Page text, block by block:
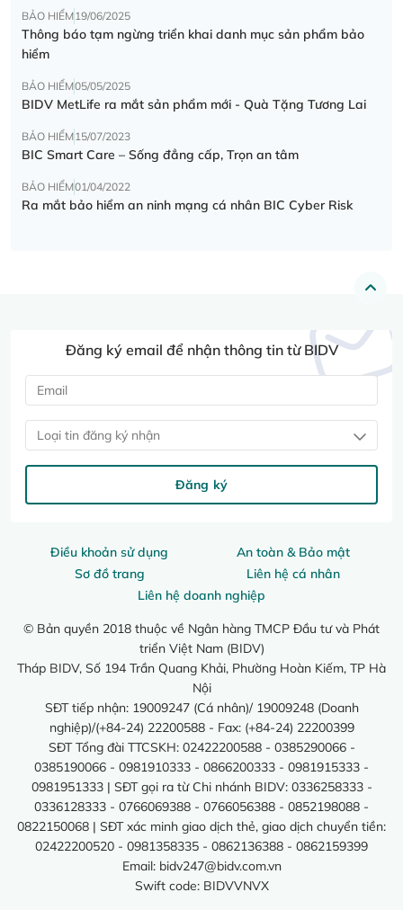
BẢO HIỂM19/06/2025
Thông báo tạm ngừng triển khai danh mục sản phẩm bảo
hiểm
BẢO HIỂM05/05/2025
BIDV MetLife ra mắt sản phẩm mới - Quà Tặng Tương Lai
BẢO HIỂM15/07/2023
BIC Smart Care – Sống đẳng cấp, Trọn an tâm
BẢO HIỂM01/04/2022
Ra mắt bảo hiểm an ninh mạng cá nhân BIC Cyber Risk
Điều khoản sử dụng
An toàn & Bảo mật
Sơ đồ trang
Liên hệ cá nhân
Liên hệ doanh nghiệp
© Bản quyền 2018 thuộc về Ngân hàng TMCP Đầu tư và Phát
triển Việt Nam (BIDV)
Tháp BIDV, Số 194 Trần Quang Khải, Phường Hoàn Kiếm, TP Hà
Nội
SĐT tiếp nhận: 19009247 (Cá nhân)/ 19009248 (Doanh
nghiệp)/(+84-24) 22200588 - Fax: (+84-24) 22200399
SĐT Tổng đài TTCSKH: 02422200588 - 0385290066 -
0385190066 - 0981910333 - 0866200333 - 0981915333 -
0981951333 | SĐT gọi ra từ Chi nhánh BIDV: 0336258333 -
0336128333 - 0766069388 - 0766056388 - 0852198088 -
0822150068 | SĐT xác minh giao dịch thẻ, giao dịch chuyển tiền:
02422200520 - 0981358335 - 0862136388 - 0862159399
Email: bidv247@bidv.com.vn
Swift code: BIDVVNVX
Đăng ký email để nhận thông tin từ BIDV
Loại tin đăng ký nhận
Đăng ký